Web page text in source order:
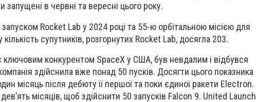
запущені в червні та вересні цього року.
Rocket Lab у 2024 році та 55-ю орбітальною місією для
супутників, розгорнутих Rocket Lab, досягла 203.
ключовим конкурентом SpaceX у США, був невдалим і відбувся
здійснила вже понад 50 пусків. Досягти цього показника
місяць після дебюту її першої та поки єдиної ракети Electron.
місяців, щоб здійснити 50 запусків Falcon 9. United Launch